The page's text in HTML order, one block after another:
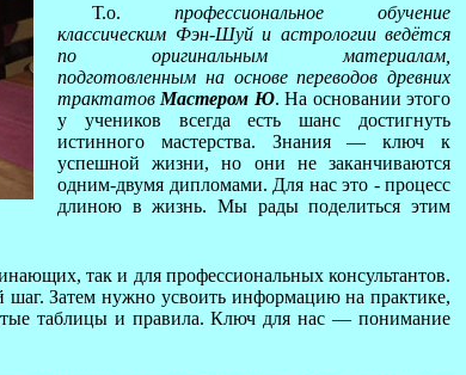
Т.о. профессиональное обучение
классическим Фэн-Шуй и астрологии ведётся
по оригинальным материалам,
подготовленным на основе переводов древних
трактатов Мастером Ю. На основании этого
у учеников всегда есть шанс достигнуть
истинного мастерства. Знания — ключ к
успешной жизни, но они не заканчиваются
одним-двумя дипломами. Для нас это - процесс
длиною в жизнь. Мы рады поделиться этим
так и для профессиональных консультантов.
Затем нужно усвоить информацию на практике,
таблицы и правила. Ключ для нас — понимание